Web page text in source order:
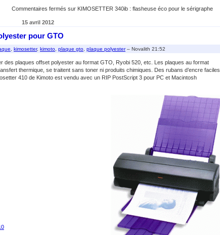
Commentaires fermés sur KIMOSETTER 340ib : flasheuse éco pour le sérigraphe
15 avril 2012
pour GTO
kimosetter, kimoto plaque gto plaque polyester– Novalith 21:52
des plaques offset polyester au format GTO, Ryobi 520, etc. Les plaques au format
thermique, se traitent sans toner ni produits chimiques. Des rubans d’encre faciles
410 de Kimoto est vendu avec un RIP PostScript 3 pour PC et Macintosh